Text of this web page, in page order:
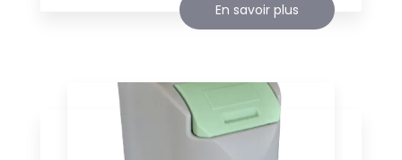
En savoir plus